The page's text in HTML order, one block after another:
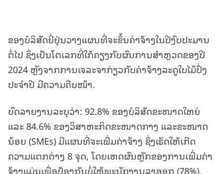
ຂອງບໍລິສັດຍີ່ປຸ່ນວາງແຜນທີ່ຈະຂຶ້ນຄ່າຈ້າງໃນປີງົບປະມານ
ຕໍ່ໄປ ຊຶ່ງເປັນໂຕເລກທີ່ໃກ້ຄຽງກັບຜົນການສໍາຫຼວດຂອງປີ
2024 ຫຼັງຈາກການເຈລະຈາກ່ຽວກັບຄ່າຈ້າງລະດູໃບໄມ້ປົ່ງ
ປະຈໍາປີ ມີຄວາມຄືບໜ້າ.
ບົດລາຍງານລະບຸວ່າ: 92.8% ຂອງບໍລິສັດຂະໜາດໃຫຍ່
ແລະ 84.6% ຂອງວິສາຫະກິດຂະໜາດກາງ ແລະຂະໜາດ
ນ້ອຍ (SMEs) ມີແຜນທີ່ຈະເພີ່ມຄ່າຈ້າງ ຊຶ່ງເຮັດໃຫ້ເກີດ
ຄວາມແຕກຕ່າງ 8 ຈຸດ, ໂດຍເຫດຜົນຫຼັກຂອງການເພີ່ມຄ່າ
ຈ້າງແມ່ນເພື່ອປ້ອງກັນບໍ່ໃຫ້ພະນັກງານລາອອກ (78%),